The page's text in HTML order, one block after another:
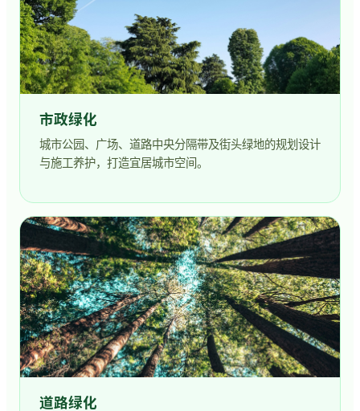
市政绿化
城市公园、广场、道路中央分隔带及街头绿地的规划设计
与施工养护，打造宜居城市空间。
道路绿化